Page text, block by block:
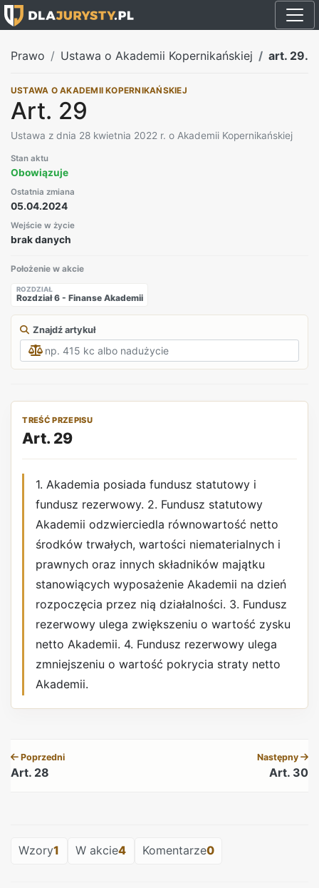
Prawo Ustawa o Akademii Kopernikańskiej art. 29.
USTAWA O AKADEMII KOPERNIKAŃSKIEJ
Art. 29
Ustawa z dnia 28 kwietnia 2022 r. o Akademii Kopernikańskiej
Stan aktu
Obowiązuje
Ostatnia zmiana
05.04.2024
Wejście w życie
brak danych
Położenie w akcie
ROZDZIAŁ
Rozdział 6 - Finanse Akademii
Znajdź artykuł
TREŚĆ PRZEPISU
Art. 29
1. Akademia posiada fundusz statutowy i
fundusz rezerwowy. 2. Fundusz statutowy
Akademii odzwierciedla równowartość netto
środków trwałych, wartości niematerialnych i
prawnych oraz innych składników majątku
stanowiących wyposażenie Akademii na dzień
rozpoczęcia przez nią działalności. 3. Fundusz
rezerwowy ulega zwiększeniu o wartość zysku
netto Akademii. 4. Fundusz rezerwowy ulega
zmniejszeniu o wartość pokrycia straty netto
Akademii.
Poprzedni
Art. 28
Następny
Art. 30
Wzory1 W akcie4 Komentarze0